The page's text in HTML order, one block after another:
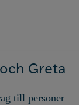
Greta
till personer